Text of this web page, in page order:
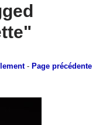
- Page précédente